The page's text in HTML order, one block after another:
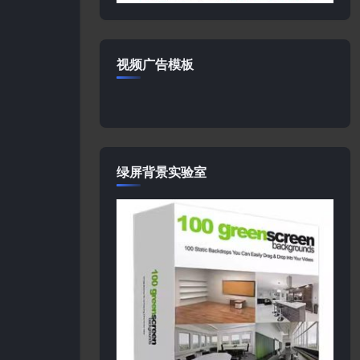
视频广告模板
绿屏背景实验室